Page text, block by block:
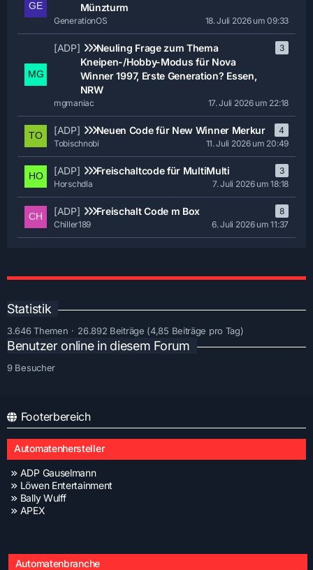
Münzturm
GenerationOS 18. Juli 2026 um 09:33
[ADP]
Neuling Frage zum Thema
Kneipen-/Hobby-Modus für Nova
Winner 1997, Erste Generation? Essen,
NRW
3
mgmaniac 17. Juli 2026 um 22:18
[ADP] Neuen Code für New Winner Merkur
4
Tobischnobi
11. Juli 2026 um 20:49
[ADP] Freischaltcode für MultiMulti
3
Horschdla
7. Juli 2026 um 18:18
[ADP] Freischalt Code m Box
8
Chiller189
6. Juli 2026 um 11:37
Statistik
3.646 Themen 26.892 Beiträge (4,85 Beiträge pro Tag)
Benutzer online in diesem Forum
9 Besucher
Footerbereich
Automatenhersteller
ADP Gauselmann
Löwen Entertainment
Bally Wulff
APEX
Automatenbranche